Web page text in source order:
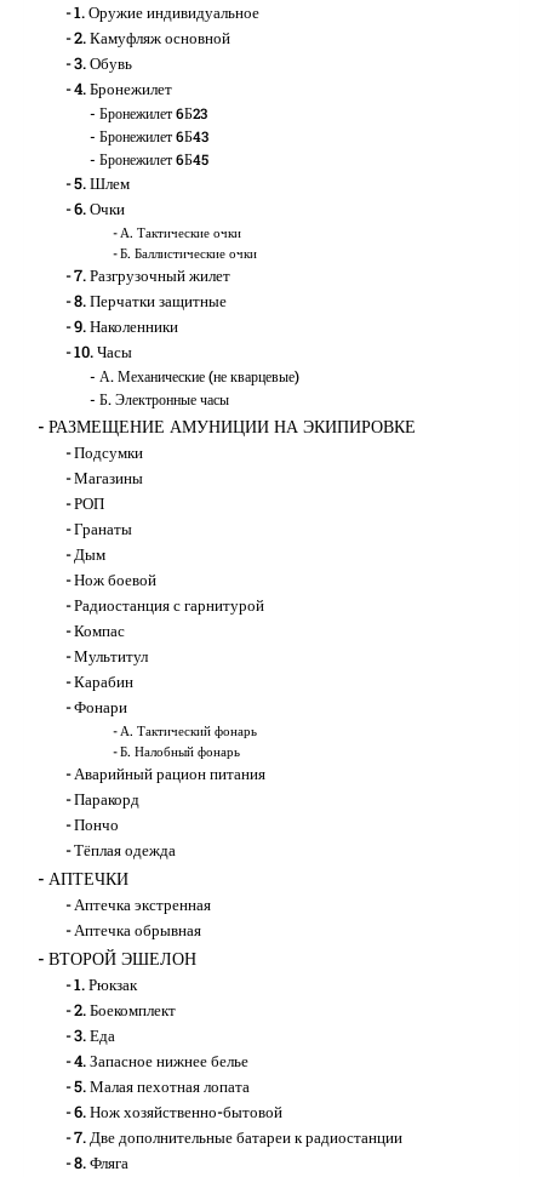
1. Оружие индивидуальное
2. Камуфляж основной
3. Обувь
4. Бронежилет
Бронежилет 6Б23
Бронежилет 6Б43
Бронежилет 6Б45
5. Шлем
6. Очки
А. Тактические очки
Б. Баллистические очки
7. Разгрузочный жилет
8. Перчатки защитные
9. Наколенники
10. Часы
А. Механические (не кварцевые)
Б. Электронные часы
РАЗМЕЩЕНИЕ АМУНИЦИИ НА ЭКИПИРОВКЕ
Подсумки
Магазины
РОП
Гранаты
Дым
Нож боевой
Радиостанция с гарнитурой
Компас
Мультитул
Карабин
Фонари
А. Тактический фонарь
Б. Налобный фонарь
Аварийный рацион питания
Паракорд
Пончо
Тёплая одежда
АПТЕЧКИ
Аптечка экстренная
Аптечка обрывная
ВТОРОЙ ЭШЕЛОН
1. Рюкзак
2. Боекомплект
3. Еда
4. Запасное нижнее белье
5. Малая пехотная лопата
6. Нож хозяйственно-бытовой
7. Две дополнительные батареи к радиостанции
8. Фляга